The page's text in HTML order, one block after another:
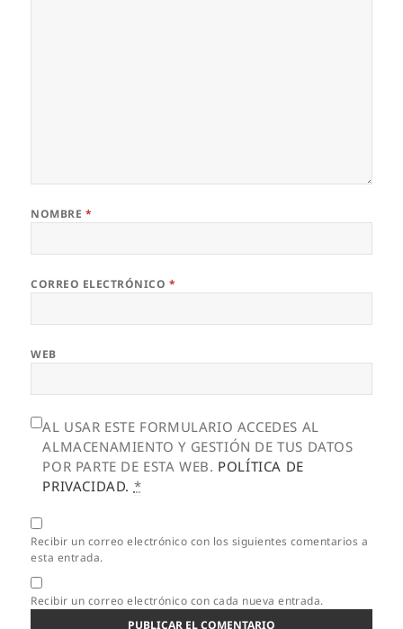
NOMBRE *
CORREO ELECTRÓNICO *
WEB
AL USAR ESTE FORMULARIO ACCEDES AL
ALMACENAMIENTO Y GESTIÓN DE TUS DATOS
POR PARTE DE ESTA WEB. POLÍTICA DE
PRIVACIDAD. *
Recibir un correo electrónico con los siguientes comentarios a
esta entrada.
Recibir un correo electrónico con cada nueva entrada.